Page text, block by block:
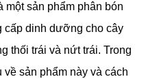
một sản phẩm phân bón
cấp dinh dưỡng cho cây
thối trái và nứt trái. Trong
về sản phẩm này và cách